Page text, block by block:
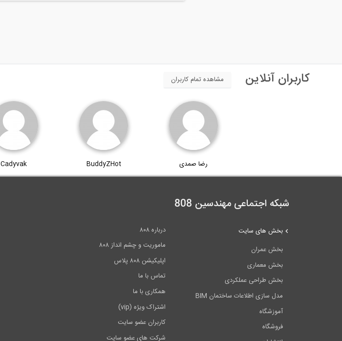
کاربران آنلاین مشاهده تمام کاربران
رضا صمدی BuddyZHot
Cadyvak
شبکه اجتماعی مهندسین 808
درباره ۸۰۸
ماموریت و چشم انداز ۸۰۸
اپلیکیشن ۸۰۸ پلاس
تماس با ما
همکاری با ما
اشتراک ویژه (vip)
کاربران عضو سایت
شرکت های عضو سایت
بخش های سایت
بخش عمران
بخش معماری
بخش طراحی عملکردی
مدل سازی اطلاعات ساختمان BIM
آموزشگاه
فروشگاه